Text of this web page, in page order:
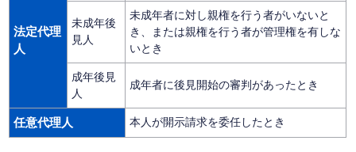
法定代理
人
未成年後
見人
未成年者に対し親権を行う者がいないと
き、または親権を行う者が管理権を有しな
いとき
成年後見
人
成年者に後見開始の審判があったとき
任意代理人 本人が開示請求を委任したとき